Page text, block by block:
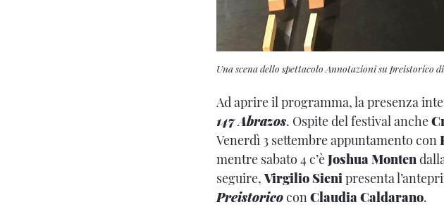
Una scena dello spettacolo Annotazioni su preistorico
Ad aprire il programma, la presenza
147 Abrazos. Ospite del festival anche
Venerdì 3 settembre appuntamento con
mentre sabato 4 c’èJoshua Monten
seguire,Virgilio Sienipresenta
PreistoricoconClaudia Caldarano.